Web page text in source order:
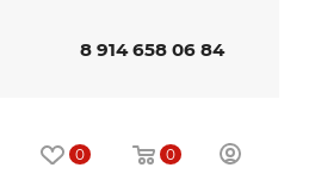
8 914 658 06 84
0 0